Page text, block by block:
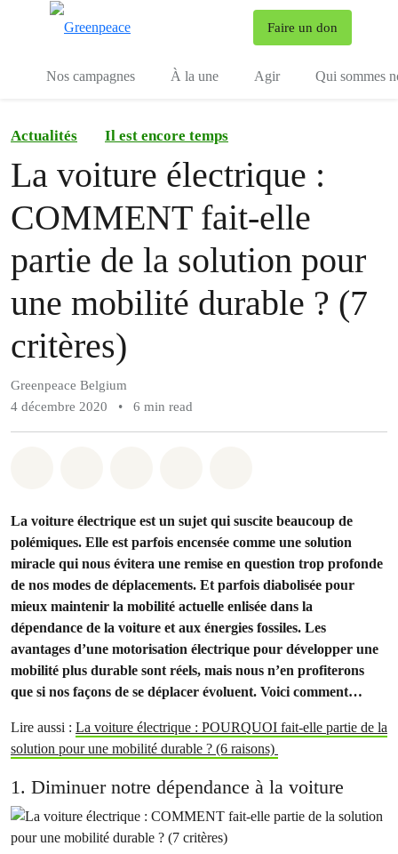
Faire un don
Nos campagnes À la une Agir Qui sommes
Actualités Il est encore temps
La voiture électrique :
COMMENT fait-elle
partie de la solution pour
une mobilité durable ? (7
critères)
Greenpeace Belgium
4 décembre 2020
• 6 min read
La voiture électrique est un sujet qui suscite beaucoup de
polémiques. Elle est parfois encensée comme une solution
miracle qui nous évitera une remise en question trop profonde
de nos modes de déplacements. Et parfois diabolisée pour
mieux maintenir la mobilité actuelle enlisée dans la
dépendance de la voiture et aux énergies fossiles. Les
avantages d’une motorisation électrique pour développer une
mobilité plus durable sont réels, mais nous n’en profiterons
que si nos façons de se déplacer évoluent. Voici comment…
Lire aussi : La voiture électrique : POURQUOI fait-elle partie de la
solution pour une mobilité durable ? (6 raisons)
1. Diminuer notre dépendance à la voiture